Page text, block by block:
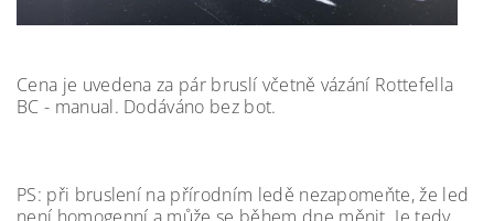
Cena je uvedena za pár bruslí včetně vázání Rottefella
BC - manual. Dodáváno bez bot.
PS: při bruslení na přírodním ledě nezapomeňte, že led